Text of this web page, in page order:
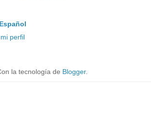
perfil
la tecnología de Blogger.